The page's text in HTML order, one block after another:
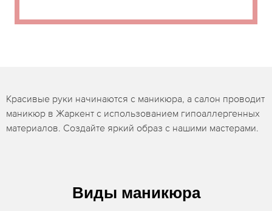
Красивые руки начинаются с маникюра, а салон проводит
маникюр в Жаркент с использованием гипоаллергенных
материалов. Создайте яркий образ с нашими мастерами.
Виды маникюра